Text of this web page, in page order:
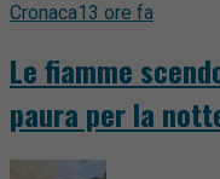
Cronaca13 ore fa
Le fiamme
paura per la